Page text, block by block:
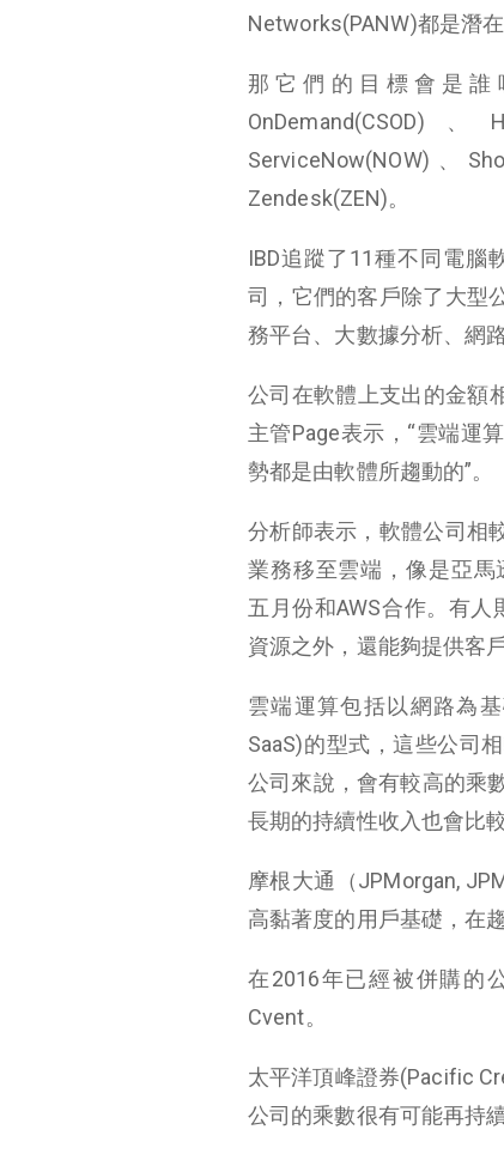
Networks(PANW)都是潛在
那它們的目標會是誰
OnDemand(CSOD)
ServiceNow(NOW)、
Zendesk(ZEN)。
IBD追蹤了11種不同電腦
司，它們的客戶除了大型
務平台、大數據分析、網
公司在軟體上支出的金額
主管Page表示，“雲端運
勢都是由軟體所趨動的”。
分析師表示，軟體公司相
業務移至雲端，像是亞馬
五月份和AWS合作。有
資源之外，還能夠提供客
雲端運算包括以網路為
SaaS)的型式，這些公司
公司來說，會有較高的乘
長期的持續性收入也會比較
摩根大通（JPMorgan,
高黏著度的用戶基礎，在
在2016年已經被併購的
Cvent。
太平洋頂峰證券(Pacific
公司的乘數很有可能再持